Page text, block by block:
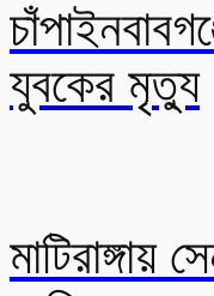
যুবকের মৃত্যু
মাটিরাঙ্গায়